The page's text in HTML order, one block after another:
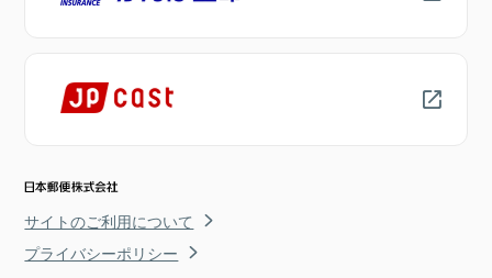
サイトのご利用について
プライバシーポリシー